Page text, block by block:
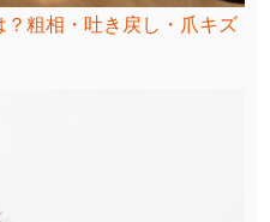
粗相・吐き戻し・爪キズ